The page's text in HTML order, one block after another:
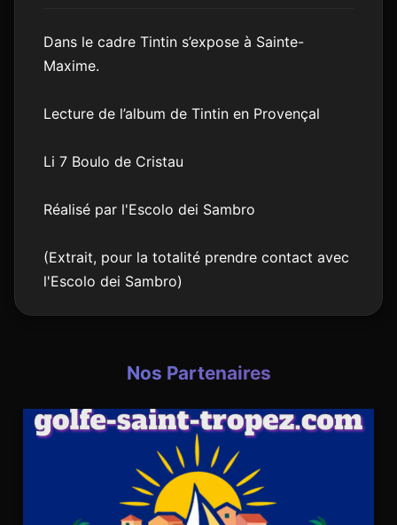
Dans le cadre Tintin s’expose à Sainte-
Maxime.
Lecture de l’album de Tintin en Provençal
Li 7 Boulo de Cristau
Réalisé par l'Escolo dei Sambro
(Extrait, pour la totalité prendre contact avec
l'Escolo dei Sambro)
Nos Partenaires